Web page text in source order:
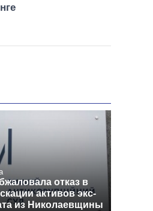
отказ в
активов экс-
из Николаевщины